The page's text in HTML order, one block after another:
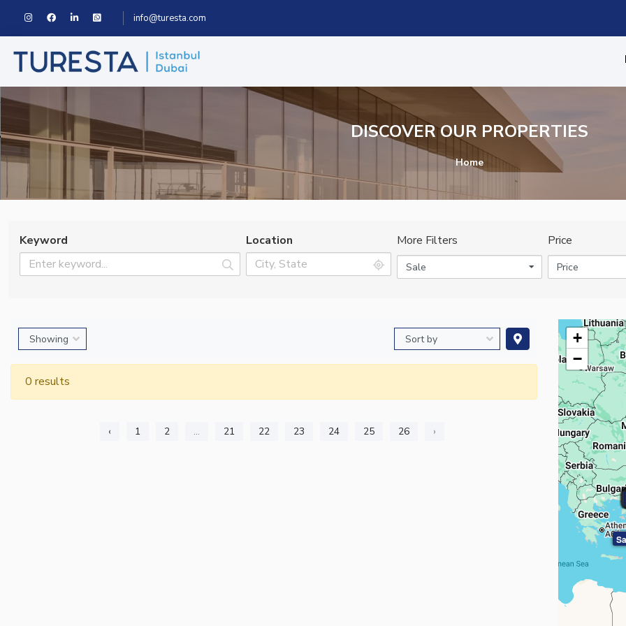
info@turesta.com
DISCOVER OUR PROPERTIES
Home
Keyword Location More Filters
Sale
Price
Price
0 results
‹ 1 2 ... 21 22 23 24 25 26 ›
+
−